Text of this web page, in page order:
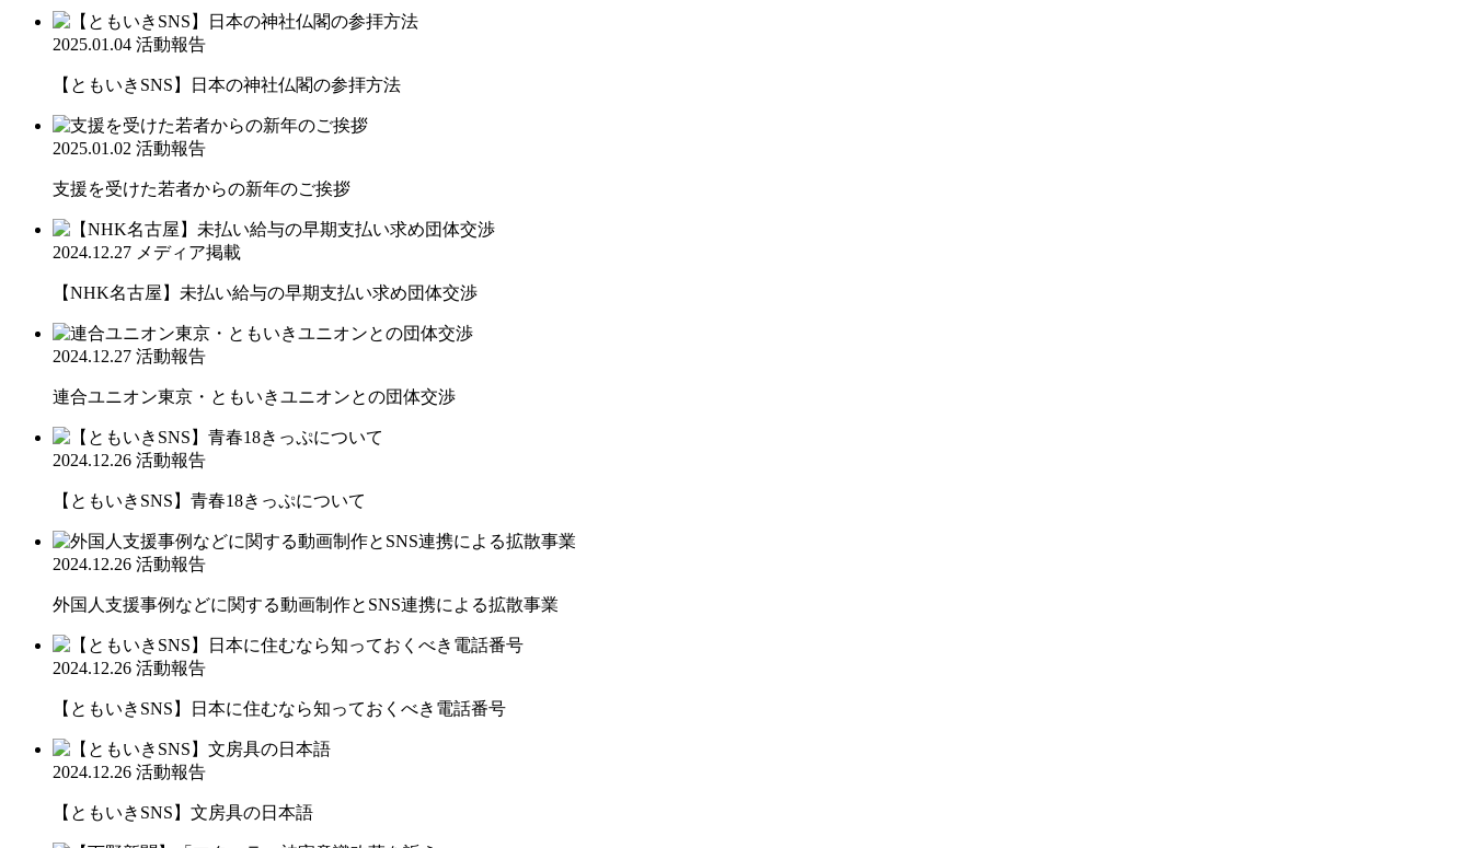
2025.01.04 活動報告
【ともいきSNS】日本の神社仏閣の参拝方法
2025.01.02 活動報告
支援を受けた若者からの新年のご挨拶
2024.12.27 メディア掲載
【NHK名古屋】未払い給与の早期支払い求め団体交渉
2024.12.27 活動報告
連合ユニオン東京・ともいきユニオンとの団体交渉
2024.12.26 活動報告
【ともいきSNS】青春18きっぷについて
2024.12.26 活動報告
外国人支援事例などに関する動画制作とSNS連携による拡散事業
2024.12.26 活動報告
【ともいきSNS】日本に住むなら知っておくべき電話番号
2024.12.26 活動報告
【ともいきSNS】文房具の日本語